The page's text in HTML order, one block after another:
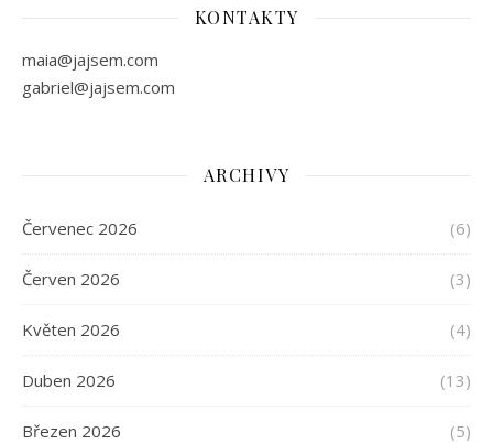
KONTAKTY
maia@jajsem.com
gabriel@jajsem.com
ARCHIVY
Červenec 2026 (6)
Červen 2026 (3)
Květen 2026 (4)
Duben 2026 (13)
Březen 2026 (5)